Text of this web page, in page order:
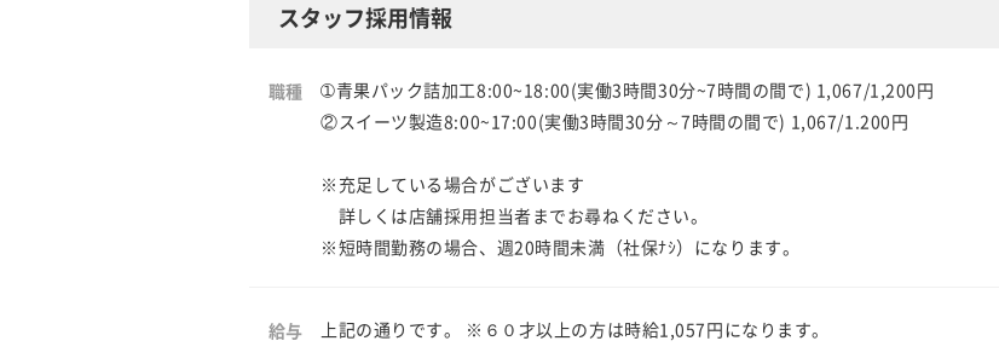
スタッフ採用情報
職種
➀青果パック詰加工8:00~18:00(実働3時間30分~7時間の間で) 1,067/1,200円
②スイーツ製造8:00~17:00(実働3時間30分～7時間の間で) 1,067/1.200円
※充足している場合がございます
詳しくは店舗採用担当者までお尋ねください。
※短時間勤務の場合、週20時間未満（社保ﾅｼ）になります。
給与 上記の通りです。 ※６０才以上の方は時給1,057円になります。